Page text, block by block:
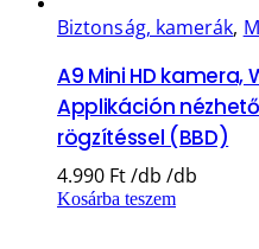
Biztonság, kamerák,
A9 Mini HD
Applikáción
rögzítéssel (BBD)
4.990 Ft
Kosárba teszem